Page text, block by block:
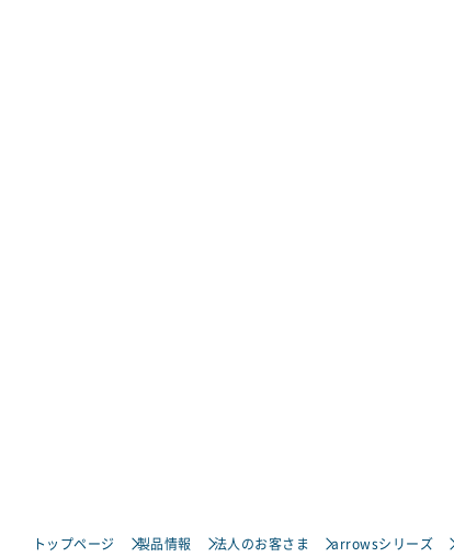
トップページ 製品情報 法人のお客さま arrowsシリーズ